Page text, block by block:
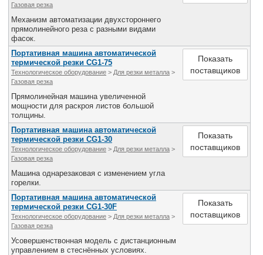
Газовая резка
Механизм автоматизации двухстороннего
прямолинейного реза с разными видами
фасок.
Портативная машина автоматической
термической резки CG1-75
Технологическое оборудование > Для резки металла >
Газовая резка
Прямолинейная машина увеличенной
мощности для раскроя листов большой
толщины.
Показать
поставщиков
Портативная машина автоматической
термической резки CG1-30
Технологическое оборудование > Для резки металла >
Газовая резка
Машина однарезаковая с изменением угла
горелки.
Показать
поставщиков
Портативная машина автоматической
термической резки CG1-30F
Технологическое оборудование > Для резки металла >
Газовая резка
Усовершенствонная модель с дистанционным
управлением в стеснённых условиях.
Показать
поставщиков